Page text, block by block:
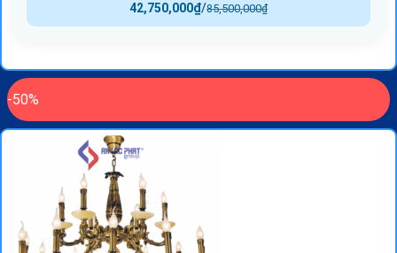
85,500,000₫
/
42,750,000₫
-50%